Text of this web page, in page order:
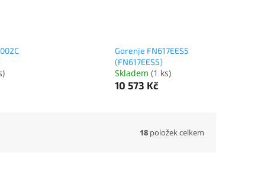
)
Gorenje FN617EES5
(FN617EES5)
Skladem (1 ks)
10 573 Kč
18 položek celkem